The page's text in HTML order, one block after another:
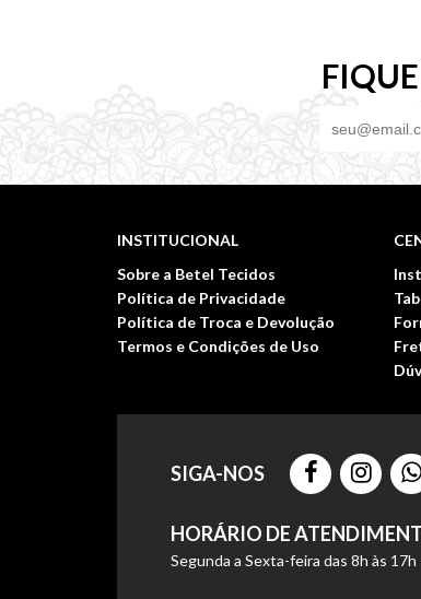
INSTITUCIONAL
Sobre a Betel Tecidos
Política de Privacidade
Política de Troca e Devolução
Termos e Condições de Uso
SIGA-NOS
HORÁRIO DE
Segunda a Sexta-feira das 8h às